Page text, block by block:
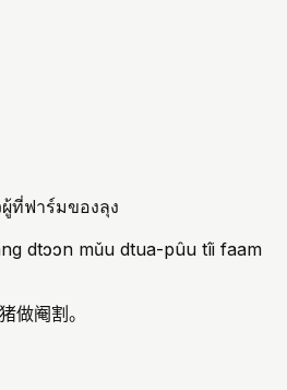
ที่ฟาร์มของลุง
dtɔɔn mǔu dtua-pûu tîi faam
做阉割。